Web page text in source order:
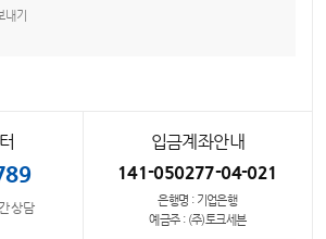
기
상담
입금계좌안내
141-050277-04-021
은행명 : 기업은행
예금주 : (주)토크세븐